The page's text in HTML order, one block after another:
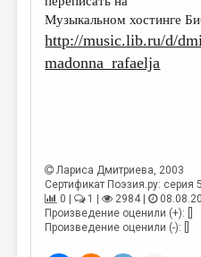
ОБЪЯВЛЕНИЯ
КОЛОНКА РЕДАКТОРА
ЭССЕИСТИКА
ЛИТЕРАТУРОВЕДЕНИЕ
КУЛЬТУРОВЕДЕНИЕ
Музыкальном хостинге
http://music.lib.ru/d/
madonna_rafaelja
Лариса Дмитриева, 2003
Сертификат Поэзия.ру:
0 |
1 | 2984 |
Произведение оценили (+): []
Произведение оценили (-): []